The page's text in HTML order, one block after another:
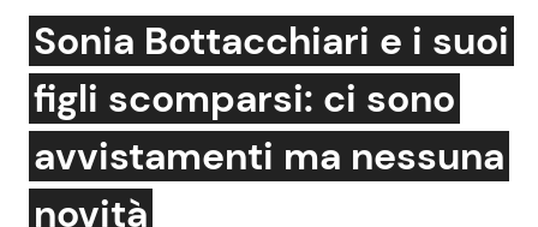
News e Cronaca
Attualità Italiana
Dal Mondo
Gossip e TV
Bellezze VIP
Sonia Bottacchiari e i suoi
figli scomparsi: ci sono
avvistamenti ma nessuna
novità